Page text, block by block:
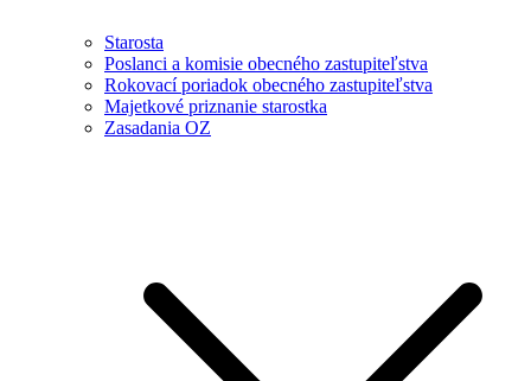
Starosta
Poslanci a komisie obecného zastupiteľstva
Rokovací poriadok obecného zastupiteľstva
Majetkové priznanie starostka
Zasadania OZ